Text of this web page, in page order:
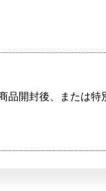
品開封後、または特